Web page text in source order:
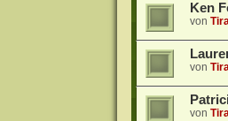
Ken
von
von
von